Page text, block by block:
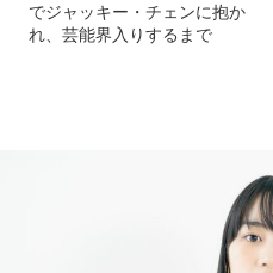
でジャッキー・チェンに抱か
れ、芸能界入りするまで